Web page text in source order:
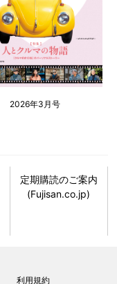
2026年3月号
定期購読のご案内
(Fujisan.co.jp)
利用規約